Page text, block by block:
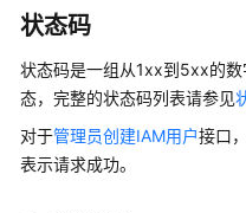
介
绍
开
使
用
状态码
状态码是一组从1xx到5xx的
态，完整的状态码列表请参见
对于管理员创建IAM用户接口
表示请求成功。